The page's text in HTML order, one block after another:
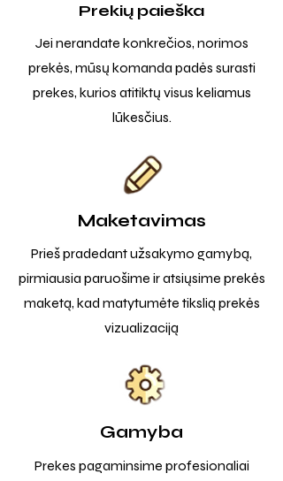
Prekių paieška
Jei nerandate konkrečios, norimos
prekės, mūsų komanda padės surasti
prekes, kurios atitiktų visus keliamus
lūkesčius.
Maketavimas
Prieš pradedant užsakymo gamybą,
pirmiausia paruošime ir atsiųsime prekės
maketą, kad matytumėte tikslią prekės
vizualizaciją
Gamyba
Prekes pagaminsime profesionaliai